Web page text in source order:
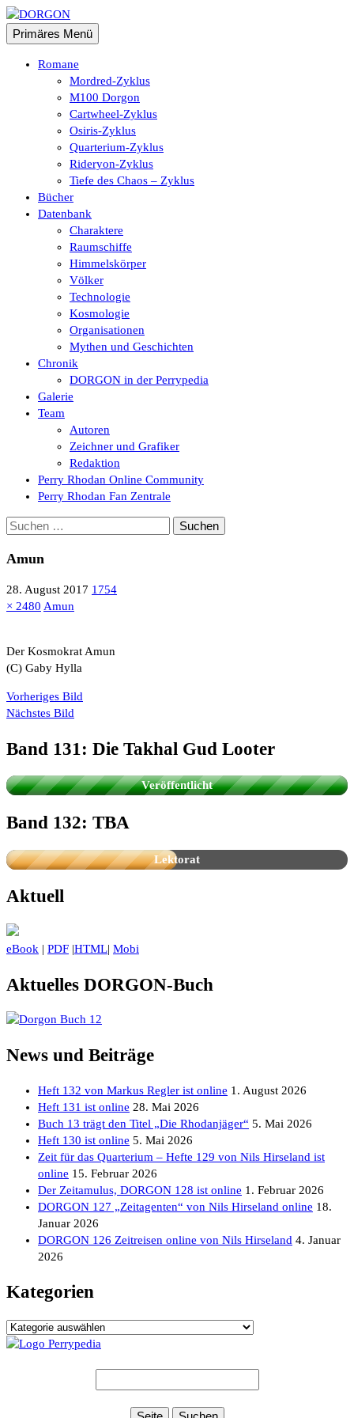
Zum
Inhalt
springen
DORGON
Suchen
Primäres Menü
Romane
Mordred-Zyklus
M100 Dorgon
Cartwheel-Zyklus
Osiris-Zyklus
Quarterium-Zyklus
Rideryon-Zyklus
Tiefe des Chaos – Zyklus
Bücher
Datenbank
Charaktere
Raumschiffe
Himmelskörper
Völker
Technologie
Kosmologie
Organisationen
Mythen und Geschichten
Chronik
DORGON in der Perrypedia
Galerie
Team
Autoren
Zeichner und Grafiker
Redaktion
Perry Rhodan Online Community
Perry Rhodan Fan Zentrale
Suchen
Amun
28. August 2017 1754
× 2480 Amun
Der Kosmokrat Amun
(C) Gaby Hylla
Vorheriges Bild
Nächstes Bild
Universum
Band 131: Die Takhal Gud Looter
Veröffentlicht
Band 132: TBA
Lektorat
Aktuell
eBook | PDF |HTML| Mobi
Aktuelles DORGON-Buch
News und Beiträge
Heft 132 von Markus Regler ist online 1. August 2026
Heft 131 ist online 28. Mai 2026
Buch 13 trägt den Titel „Die Rhodanjäger“ 5. Mai 2026
Heft 130 ist online 5. Mai 2026
Zeit für das Quarterium – Hefte 129 von Nils Hirseland ist
online 15. Februar 2026
Der Zeitamulus, DORGON 128 ist online 1. Februar 2026
DORGON 127 „Zeitagenten“ von Nils Hirseland online 18.
Januar 2026
DORGON 126 Zeitreisen online von Nils Hirseland 4. Januar
2026
Kategorien
Kategorien